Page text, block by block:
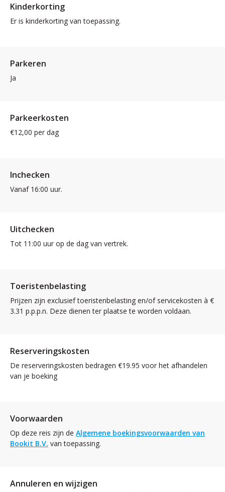
Kinderkorting
Er is kinderkorting van toepassing.
Parkeren
Ja
Parkeerkosten
€12,00 per dag
Inchecken
Vanaf 16:00 uur.
Uitchecken
Tot 11:00 uur op de dag van vertrek.
Toeristenbelasting
Prijzen zijn exclusief toeristenbelasting en/of servicekosten à €
3.31 p.p.p.n. Deze dienen ter plaatse te worden voldaan.
Reserveringskosten
De reserveringskosten bedragen €19.95 voor het afhandelen
van je boeking
Voorwaarden
Op deze reis zijn de Algemene boekingsvoorwaarden van
Bookit B.V. van toepassing.
Annuleren en wijzigen